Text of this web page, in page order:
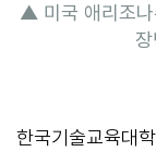
▲ 미국 애리조나
한국기술교육대